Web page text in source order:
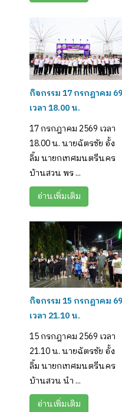
กิจกรรม 17 กรกฎาคม 69
เวลา 18.00 น.
17 กรกฎาคม 2569 เวลา
18.00 น. นายฉัตรชัย อั้ง
ลิ้ม นายกเทศมนตรีนคร
บ้านสวน พร ...
อ่านเพิ่มเติม
กิจกรรม 15 กรกฎาคม 69
เวลา 21.10 น.
15 กรกฎาคม 2569 เวลา
21.10 น. นายฉัตรชัย อั้ง
ลิ้ม นายกเทศมนตรีนคร
บ้านสวน นำ ...
อ่านเพิ่มเติม